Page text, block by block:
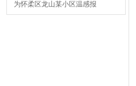
为怀柔区龙山某小区温感报